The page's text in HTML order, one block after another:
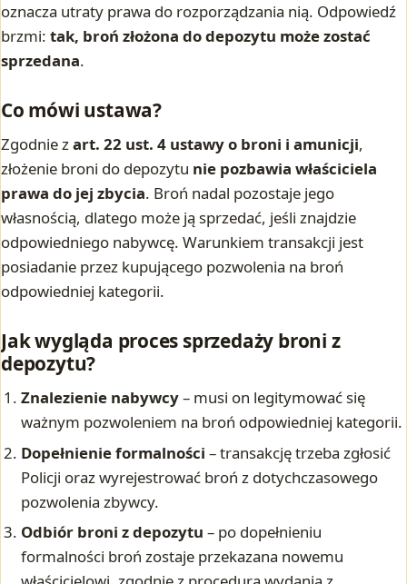
oznacza utraty prawa do rozporządzania nią. Odpowiedź
brzmi: tak, broń złożona do depozytu może zostać
sprzedana.
Co mówi ustawa?
Zgodnie zart. 22 ust. 4 ustawy o broni i amunicji,
złożenie broni do depozytu nie pozbawia właściciela
prawa do jej zbycia. Broń nadal pozostaje jego
własnością, dlatego może ją sprzedać, jeśli znajdzie
odpowiedniego nabywcę. Warunkiem transakcji jest
posiadanie przez kupującego pozwolenia na broń
odpowiedniej kategorii.
Jak wygląda proces sprzedaży broni z
depozytu?
Znalezienie nabywcy– musi on legitymować się
ważnym pozwoleniem na broń odpowiedniej kategorii.
Dopełnienie formalności – transakcję trzeba zgłosić
Policji oraz wyrejestrować broń z dotychczasowego
pozwolenia zbywcy.
Odbiór broni z depozytu – po dopełnieniu
formalności broń zostaje przekazana nowemu